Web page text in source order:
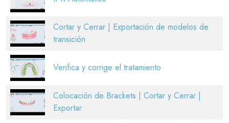
Cortar y Cerrar | Exportación de modelos de
transición
Verifica y corrige el tratamiento
Colocación de Brackets | Cortar y Cerrar |
Exportar